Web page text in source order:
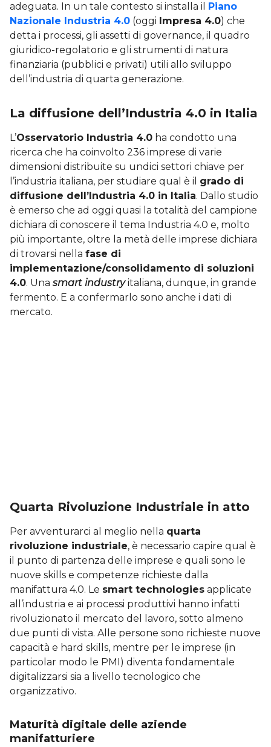
adeguata. In un tale contesto si installa il Piano
Nazionale Industria 4.0 (oggi Impresa 4.0) che
detta i processi, gli assetti di governance, il quadro
giuridico-regolatorio e gli strumenti di natura
finanziaria (pubblici e privati) utili allo sviluppo
dell’industria di quarta generazione.
La diffusione dell’Industria 4.0 in Italia
L’Osservatorio Industria 4.0 ha condotto una
ricerca che ha coinvolto 236 imprese di varie
dimensioni distribuite su undici settori chiave per
l’industria italiana, per studiare qual è il grado di
diffusione dell’Industria 4.0 in Italia. Dallo studio
è emerso che ad oggi quasi la totalità del campione
dichiara di conoscere il tema Industria 4.0 e, molto
più importante, oltre la metà delle imprese dichiara
di trovarsi nella fase di
implementazione/consolidamento di soluzioni
4.0. Una smart industryitaliana, dunque, in grande
fermento. E a confermarlo sono anche i dati di
mercato.
Quarta Rivoluzione Industriale in atto
Per avventurarci al meglio nella quarta
rivoluzione industriale, è necessario capire qual è
il punto di partenza delle imprese e quali sono le
nuove skills e competenze richieste dalla
manifattura 4.0. Le smart technologies applicate
all’industria e ai processi produttivi hanno infatti
rivoluzionato il mercato del lavoro, sotto almeno
due punti di vista. Alle persone sono richieste nuove
capacità e hard skills, mentre per le imprese (in
particolar modo le PMI) diventa fondamentale
digitalizzarsi sia a livello tecnologico che
organizzativo.
Maturità digitale delle aziende
manifatturiere